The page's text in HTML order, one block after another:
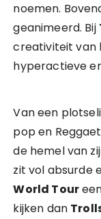
noemen.
geanimeerd. Bij
creativiteit van
hyperactieve
Van een
pop en
de hemel van
zit vol absurde
World Tour
kijken dan